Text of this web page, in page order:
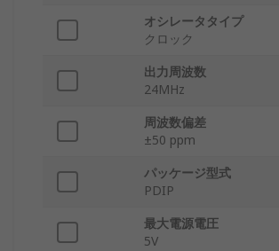
オシレータタイプ
クロック
出力周波数
24MHz
周波数偏差
±50 ppm
パッケージ型式
PDIP
最大電源電圧
5V